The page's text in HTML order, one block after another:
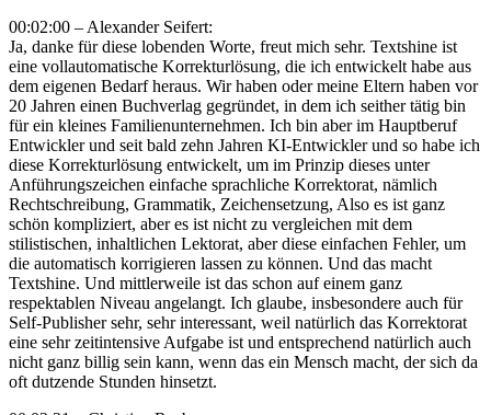
00:02:00 – Alexander Seifert:
Ja, danke für diese lobenden Worte, freut mich sehr. Textshine ist
eine vollautomatische Korrekturlösung, die ich entwickelt habe aus
dem eigenen Bedarf heraus. Wir haben oder meine Eltern haben vor
20 Jahren einen Buchverlag gegründet, in dem ich seither tätig bin
für ein kleines Familienunternehmen. Ich bin aber im Hauptberuf
Entwickler und seit bald zehn Jahren KI-Entwickler und so habe ich
diese Korrekturlösung entwickelt, um im Prinzip dieses unter
Anführungszeichen einfache sprachliche Korrektorat, nämlich
Rechtschreibung, Grammatik, Zeichensetzung, Also es ist ganz
schön kompliziert, aber es ist nicht zu vergleichen mit dem
stilistischen, inhaltlichen Lektorat, aber diese einfachen Fehler, um
die automatisch korrigieren lassen zu können. Und das macht
Textshine. Und mittlerweile ist das schon auf einem ganz
respektablen Niveau angelangt. Ich glaube, insbesondere auch für
Self-Publisher sehr, sehr interessant, weil natürlich das Korrektorat
eine sehr zeitintensive Aufgabe ist und entsprechend natürlich auch
nicht ganz billig sein kann, wenn das ein Mensch macht, der sich da
oft dutzende Stunden hinsetzt.